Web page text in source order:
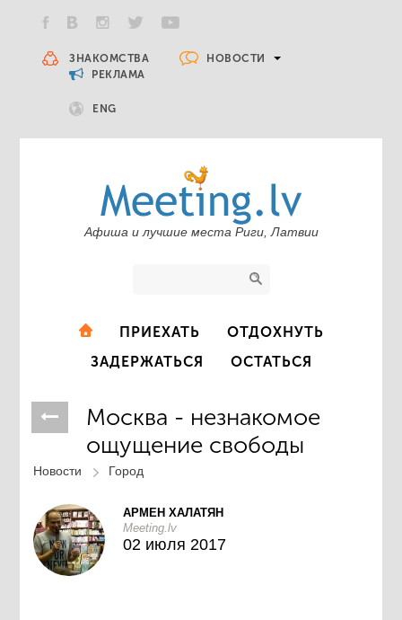
ЗНАКОМСТВА
НОВОСТИ
РЕКЛАМА
ENG
Афиша и лучшие места Риги, Латвии
ПРИЕХАТЬ
ОТДОХНУТЬ
ЗАДЕРЖАТЬСЯ
ОСТАТЬСЯ
Москва - незнакомое
ощущение свободы
Новости Город
АРМЕН ХАЛАТЯН
Meeting.lv
02 июля 2017